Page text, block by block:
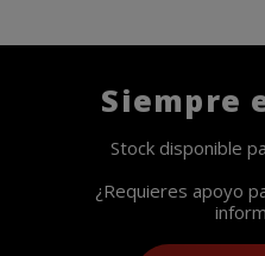
Siempre
Stock disponible
¿Requieres apoyo